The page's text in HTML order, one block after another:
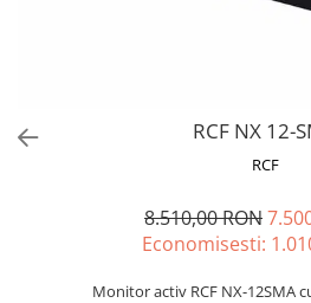
Microfoane lavaliera si headset
Microfoane pt Camere Video
conferinta
RCF NX 12-
RCF
8.510,00 RON
Economisesti:
Monitor activ RCF NX-12SMA